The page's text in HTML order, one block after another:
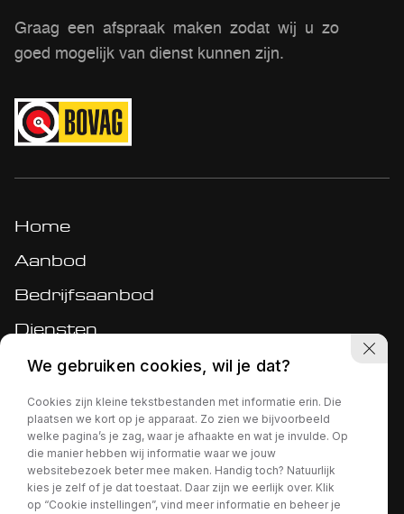
Graag een afspraak maken zodat wij u zo
goed mogelijk van dienst kunnen zijn.
Home
Aanbod
Bedrijfsaanbod
Diensten
Werkplaats
Over ons
Verkocht
Contact
Privacy policy
We gebruiken cookies, wil je dat?
Cookies zijn kleine tekstbestanden met informatie erin. Die
plaatsen we kort op je apparaat. Zo zien we bijvoorbeeld
welke pagina’s je zag, waar je afhaakte en wat je invulde. Op
die manier hebben wij informatie waar we jouw
websitebezoek beter mee maken. Handig toch? Natuurlijk
kies je zelf of je dat toestaat. Daar zijn we eerlijk over. Klik
op “Cookie instellingen”, vind meer informatie en beheer je